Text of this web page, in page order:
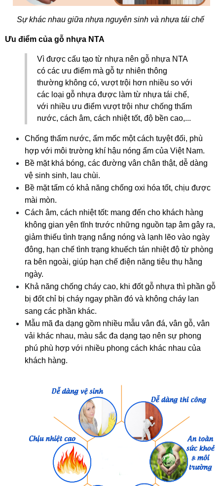
Sự khác nhau giữa nhựa nguyên sinh và nhựa tái chế
Ưu điểm của gỗ nhựa NTA
Vì được cấu tạo từ nhựa nên gỗ nhựa NTA
có các ưu điểm mà gỗ tự nhiên thông
thường không có, vượt trội hơn nhiều so với
các loại gỗ nhựa được làm từ nhựa tái chế,
với nhiều ưu điểm vượt trội như chống thấm
Chống thấm nước, ẩm mốc một cách tuyệt đối, phù
hợp với môi trường khí hậu nóng ẩm của Việt Nam.
Bề mặt khá bóng, các đường vân chân thật, dễ dàng
vệ sinh sinh, lau chùi.
Bề mặt tấm có khả năng chống oxi hóa tốt, chịu được
mài mòn.
Cách âm, cách nhiệt tốt: mang đến cho khách hàng
không gian yên tĩnh trước những nguồn tạp âm gây ra,
giảm thiếu tình trạng nắng nóng và lạnh lẽo vào ngày
đông, hạn chế tình trạng khuếch tán nhiệt độ từ phòng
ra bên ngoài, giúp hạn chế điện năng tiêu thụ hằng
ngày.
Khả năng chống cháy cao, khi đốt gỗ nhựa thì phần gỗ
bị đốt chỉ bị cháy ngay phần đó và không cháy lan
sang các phần khác.
Mẫu mã đa dạng gồm nhiều mẫu vân đá, vân gỗ, vân
vải khác nhau, màu sắc đa dạng tạo nên sự phong
phú phù hợp với nhiều phong cách khác nhau của
khách hàng.